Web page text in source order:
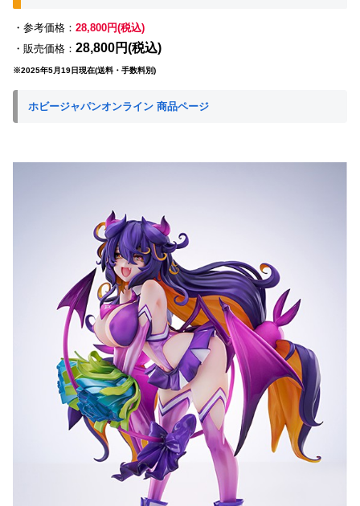
・参考価格： 28,800円(税込)
・販売価格： 28,800円(税込)
※2025年5月19日現在(送料・手数料別)
ホビージャパンオンライン 商品ページ